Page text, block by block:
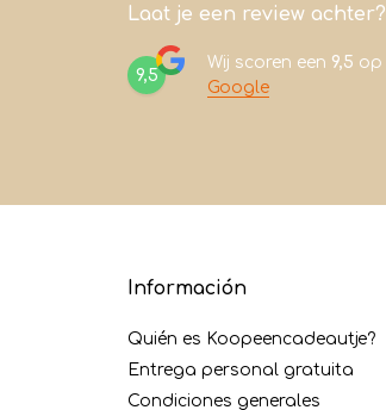
Laat je een review achter?
9,5
Wij scoren een 9,5 op
Google
Información
Quién es Koopeencadeautje?
Entrega personal gratuita
Condiciones generales